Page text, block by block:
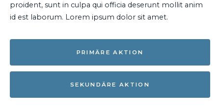
proident, sunt in culpa qui officia deserunt mollit anim
id est laborum. Lorem ipsum dolor sit amet.
PRIMÄRE AKTION
SEKUNDÄRE AKTION